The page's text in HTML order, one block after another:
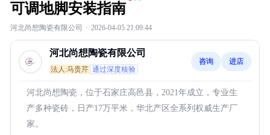
可调地脚安装指南
河北尚想陶瓷有限公司 · 2026-04-05 21:09:44
河北尚想陶瓷有限公司
法人:马贵芹 通过深度核验
咨询 进店
河北尚想陶瓷，位于石家庄高邑县，2021年成立，专业生
产多种瓷砖，日产17万平米，华北产区全系列权威生产厂
家。